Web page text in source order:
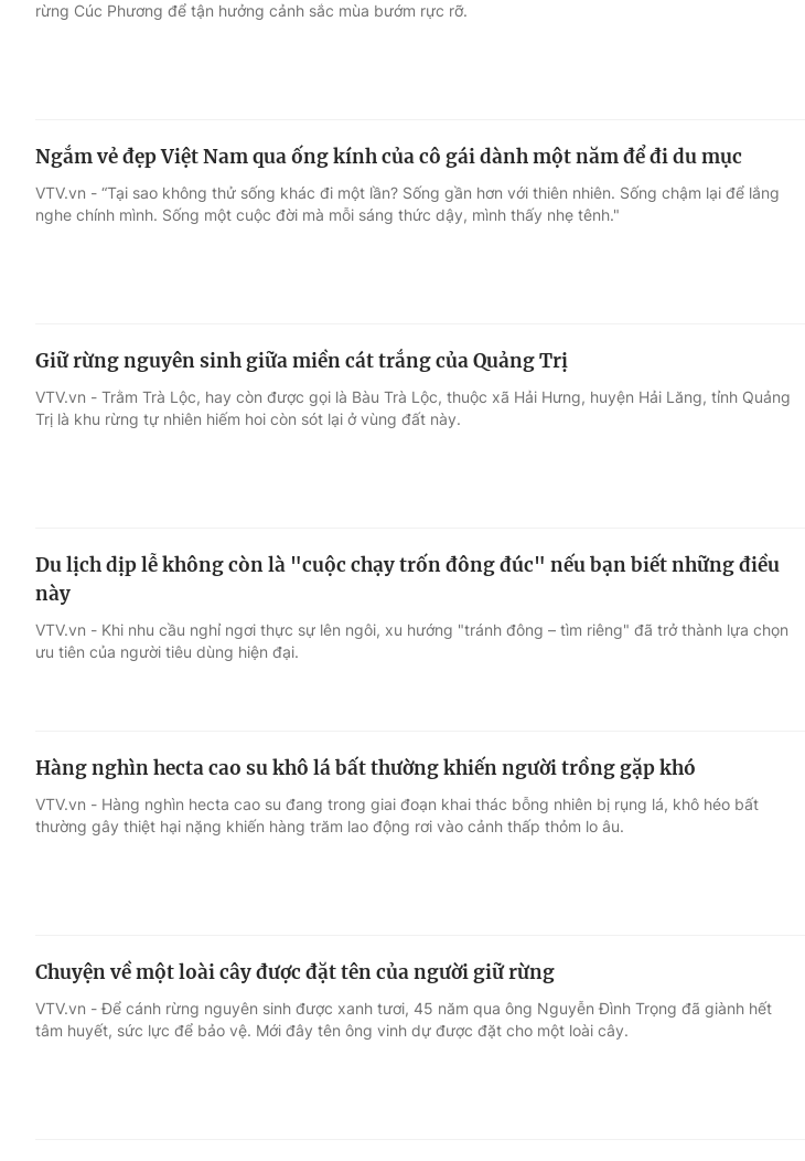
rừng Cúc Phương để tận hưởng cảnh sắc mùa bướm rực rỡ.
Ngắm vẻ đẹp Việt Nam qua ống kính của cô gái dành một năm để đi du mục
VTV.vn - “Tại sao không thử sống khác đi một lần? Sống gần hơn với thiên nhiên. Sống chậm lại để lắng
nghe chính mình. Sống một cuộc đời mà mỗi sáng thức dậy, mình thấy nhẹ tênh."
Giữ rừng nguyên sinh giữa miền cát trắng của Quảng Trị
VTV.vn - Trằm Trà Lộc, hay còn được gọi là Bàu Trà Lộc, thuộc xã Hải Hưng, huyện Hải Lăng, tỉnh Quảng
Trị là khu rừng tự nhiên hiếm hoi còn sót lại ở vùng đất này.
Du lịch dịp lễ không còn là "cuộc chạy trốn đông đúc" nếu bạn biết những điều
này
VTV.vn - Khi nhu cầu nghỉ ngơi thực sự lên ngôi, xu hướng "tránh đông – tìm riêng" đã trở thành lựa chọn
ưu tiên của người tiêu dùng hiện đại.
Hàng nghìn hecta cao su khô lá bất thường khiến người trồng gặp khó
VTV.vn - Hàng nghìn hecta cao su đang trong giai đoạn khai thác bỗng nhiên bị rụng lá, khô héo bất
thường gây thiệt hại nặng khiến hàng trăm lao động rơi vào cảnh thấp thỏm lo âu.
Chuyện về một loài cây được đặt tên của người giữ rừng
VTV.vn - Để cánh rừng nguyên sinh được xanh tươi, 45 năm qua ông Nguyễn Đình Trọng đã giành hết
tâm huyết, sức lực để bảo vệ. Mới đây tên ông vinh dự được đặt cho một loài cây.